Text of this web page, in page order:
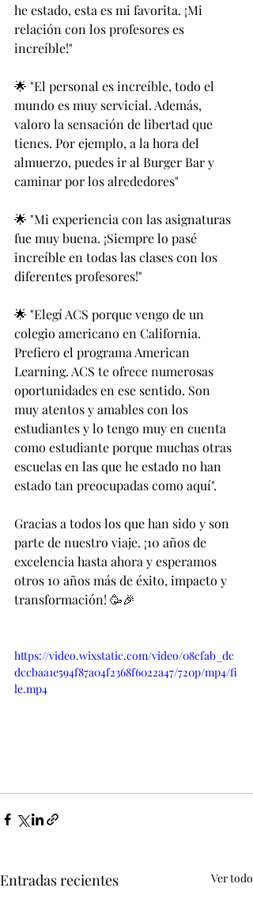
he estado, esta es mi favorita. ¡Mi
relación con los profesores es
increíble!"
🌟 "El personal es increíble, todo el
mundo es muy servicial. Además,
valoro la sensación de libertad que
tienes. Por ejemplo, a la hora del
almuerzo, puedes ir al Burger Bar y
caminar por los alrededores"
🌟 "Mi experiencia con las asignaturas
fue muy buena. ¡Siempre lo pasé
increíble en todas las clases con los
diferentes profesores!"
🌟 "Elegí ACS porque vengo de un
colegio americano en California.
Prefiero el programa American
Learning. ACS te ofrece numerosas
oportunidades en ese sentido. Son
muy atentos y amables con los
estudiantes y lo tengo muy en cuenta
como estudiante porque muchas otras
escuelas en las que he estado no han
estado tan preocupadas como aquí".
Gracias a todos los que han sido y son
parte de nuestro viaje. ¡10 años de
excelencia hasta ahora y esperamos
otros 10 años más de éxito, impacto y
transformación! 🥳🎉
https://video.wixstatic.com/video/08cfab_dc
dccbaa1e594f87a04f2368f6022a47/720p/mp4/fi
le.mp4
Entradas recientes Ver todo